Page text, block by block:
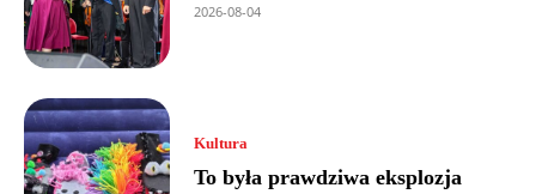
2026-08-04
Kultura
To była prawdziwa eksplozja